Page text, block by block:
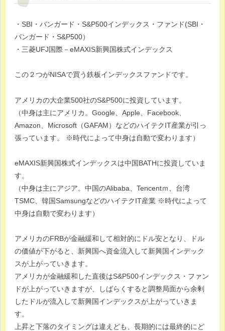
・SBI・バンガード・S&P500インデックス・ファンド(SBI・
バンガード・S&P500）
・三菱UFJ国際－eMAXIS新興国株式インデックス
この２つがNISAで買う鉄板インデックスファンドです。
アメリカの大企業500社のS&P500に投資しています。
（中身は主にアメリカ。Google、Apple、Facebook、
Amazon、Microsoft（GAFAM）などのハイテクIT産業が引っ
張っています。 ※時代によって中身は自動で変わります）
eMAXIS新興国株式インデックスは中国BATHに投資していま
す。
（中身は主にアジア。中国のAlibaba、Tencentｍ、台湾
TSMC、韓国SamsungなどのハイテクIT産業 ※時代によって
中身は自動で変わります）
アメリカのFRBが金融緩和して相対的にドル安となり、ドル
の価値が下がると、新興国へ資金流入して新興国インデック
スが上がっていきます。
アメリカが金融緩和した直後はS&P500インデックス・ファン
ドが上がっていきますが、しばらくすると調整局面から余剰
したドルが流入して新興国インデックスが上がっていきま
す。
上昇と下落のタイミングは違えども、長期的には最終的にど